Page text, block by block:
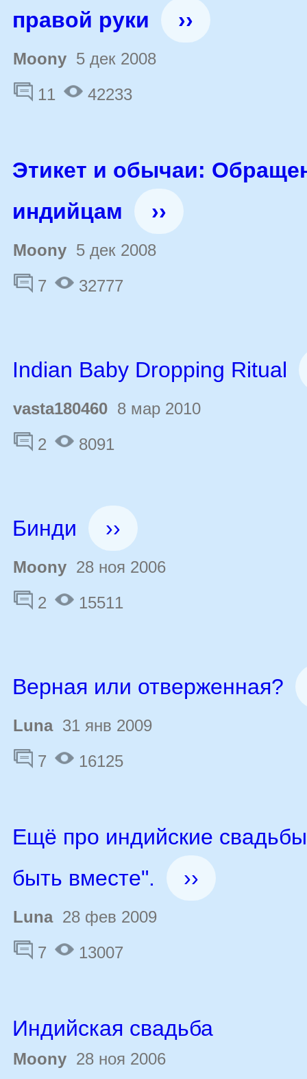
правой руки ››
Moony 5 дек 2008
11
42233
Этикет и обычаи:
индийцам
››
Moony 5 дек 2008
7
32777
Indian Baby Dropping Ritual
vasta180460 8 мар 2010
2
8091
Бинди ››
Moony 28 ноя 2006
2
15511
Верная или отверженная?
Luna31 янв 2009
7
16125
Ещё про индийские
быть вместе".
››
Luna28 фев 2009
7
13007
Индийская свадьба
Moony 28 ноя 2006